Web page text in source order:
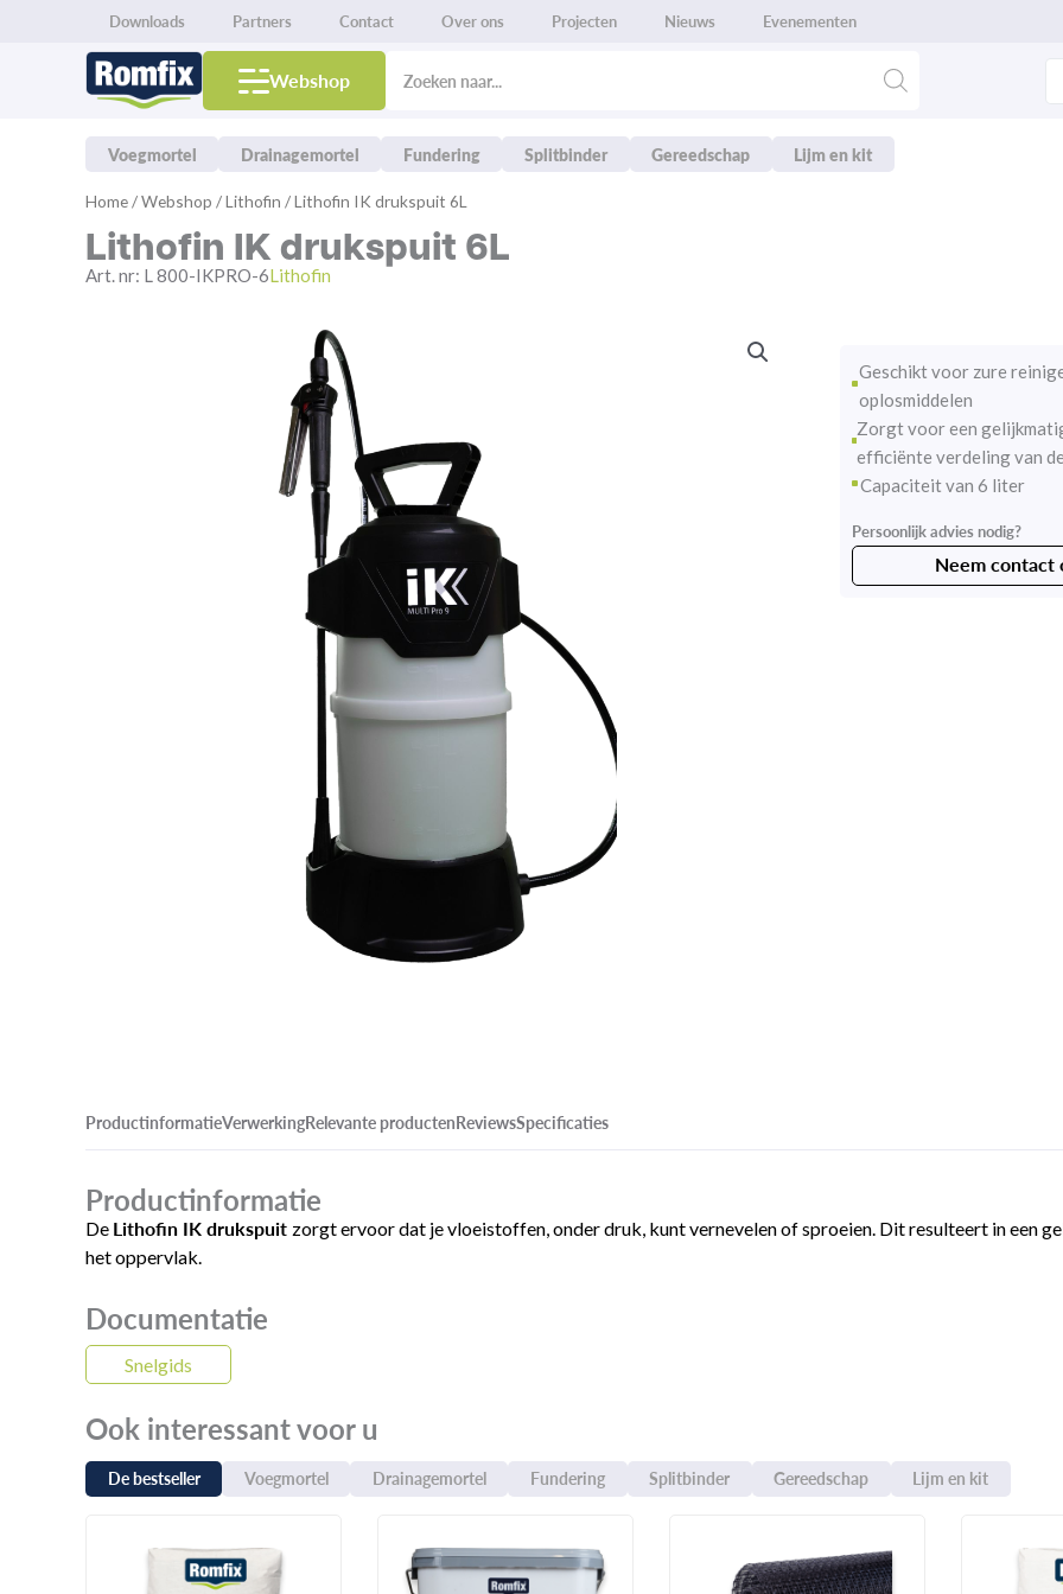
Downloads Partners Contact Over ons Projecten Nieuws Evenementen
Webshop
Products
search
Voegmortel Drainagemortel Fundering Splitbinder Gereedschap Lijm en kit
Home/Webshop /Lithofin / Lithofin IK drukspuit 6L
Lithofin IK drukspuit 6L
Art. nr: L 800-IKPRO-6Lithofin
Geschikt voor zure
oplosmiddelen
Zorgt voor een
efficiënte verdeling van
Capaciteit van 6 liter
Persoonlijk advies nodig?
Neem contact
ProductinformatieVerwerkingRelevante productenReviewsSpecificaties
Productinformatie
De Lithofin IK drukspuit zorgt ervoor dat je vloeistoffen, onder druk, kunt vernevelen of sproeien. Dit resulteert in een
het oppervlak.
Documentatie
Snelgids
Ook interessant voor u
De bestseller Voegmortel Drainagemortel Fundering Splitbinder Gereedschap Lijm en kit